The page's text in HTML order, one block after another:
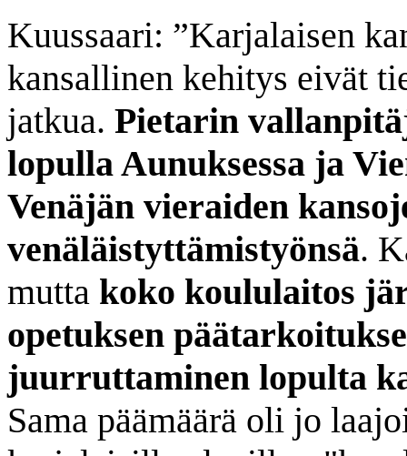
Kuussaari: ”Karjalaisen
kansallinen kehitys eivät
jatkua. Pietarin
lopulla Aunuksessa ja
Venäjän vieraiden
venäläistyttämistyönsä.
mutta koko koululaitos
opetuksen
juurruttaminen lopulta
Sama päämäärä oli jo